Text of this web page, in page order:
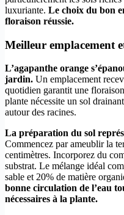
luxuriante. Le choix du bon
floraison réussie.
Meilleur emplacement
L’agapanthe orange
jardin. Un emplacement
quotidien garantit une
plante nécessite un sol
autour des racines.
La préparation du sol
Commencez par ameublir la
centimètres. Incorporez du
substrat. Le mélange idéal
sable et 20% de matière
bonne circulation de l’eau
nécessaires à la plante.